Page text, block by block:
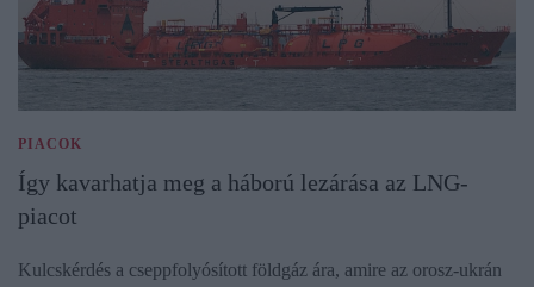
PIACOK
Így kavarhatja meg a háború lezárása az LNG-
piacot
Kulcskérdés a cseppfolyósított földgáz ára, amire az orosz-ukrán